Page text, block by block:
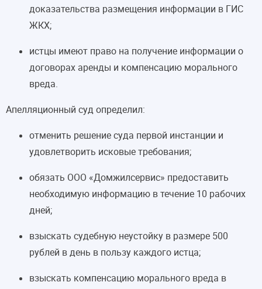
доказательства размещения информации в ГИС
ЖКХ;
истцы имеют право на получение информации о
договорах аренды и компенсацию морального
вреда.
Апелляционный суд определил:
отменить решение суда первой инстанции и
удовлетворить исковые требования;
обязать ООО «Домжилсервис» предоставить
необходимую информацию в течение 10 рабочих
дней;
взыскать судебную неустойку в размере 500
рублей в день в пользу каждого истца;
взыскать компенсацию морального вреда в